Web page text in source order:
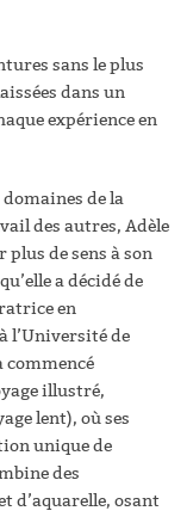
sans le plus
dans un
expérience en
de la
des autres, Adèle
de sens à son
a décidé de
en
l’Université de
commencé
illustré,
lent), où ses
unique de
des
d’aquarelle, osant